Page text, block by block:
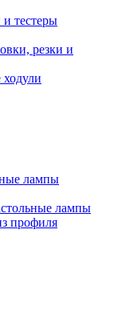
тестеры
резки и
лампы
лампы
профиля